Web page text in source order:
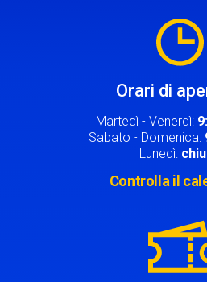
Orari di
Martedì - Venerdì:
Sabato - Domenica:
Lunedì:
Controlla il